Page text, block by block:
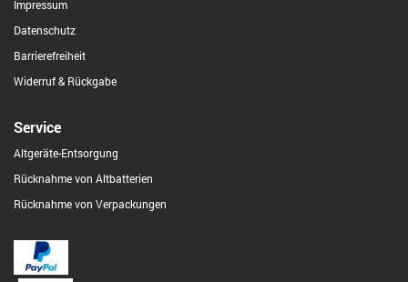
Impressum
Datenschutz
Barrierefreiheit
Widerruf & Rückgabe
Service
Altgeräte-Entsorgung
Rücknahme von Altbatterien
Rücknahme von Verpackungen